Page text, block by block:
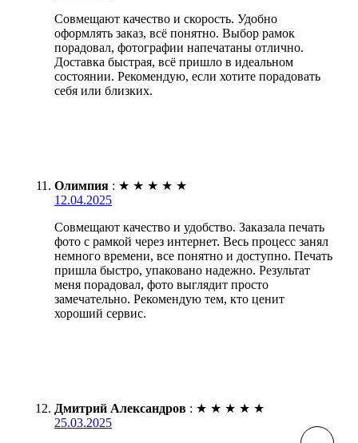
Совмещают качество и скорость. Удобно
оформлять заказ, всё понятно. Выбор рамок
порадовал, фотографии напечатаны отлично.
Доставка быстрая, всё пришло в идеальном
состоянии. Рекомендую, если хотите порадовать
себя или близких.
Олимпия : ★ ★ ★ ★ ★
12.04.2025
Совмещают качество и удобство. Заказала печать
фото с рамкой через интернет. Весь процесс занял
немного времени, все понятно и доступно. Печать
пришла быстро, упаковано надежно. Результат
меня порадовал, фото выглядит просто
замечательно. Рекомендую тем, кто ценит
хороший сервис.
Дмитрий Александров : ★ ★ ★ ★ ★
25.03.2025